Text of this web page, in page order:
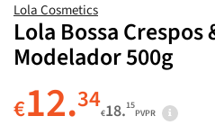
Lola Cosmetics
Lola Bossa Crespos
Modelador 500g
€12.34€18.15
PVPR